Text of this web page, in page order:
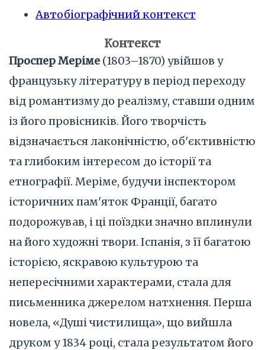
Автобіографічний контекст
Контекст
Проспер Меріме (1803–1870) увійшов у
французьку літературу в період переходу
від романтизму до реалізму, ставши одним
із його провісників. Його творчість
відзначається лаконічністю, об'єктивністю
та глибоким інтересом до історії та
етнографії. Меріме, будучи інспектором
історичних пам'яток Франції, багато
подорожував, і ці поїздки значно вплинули
на його художні твори. Іспанія, з її багатою
історією, яскравою культурою та
непересічними характерами, стала для
письменника джерелом натхнення. Перша
новела, «Душі чистилища», що вийшла
друком у 1834 році, стала результатом його